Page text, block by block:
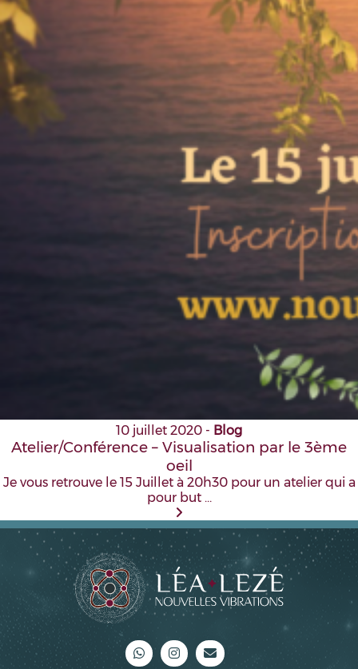
10 juillet 2020 - Blog
Atelier/Conférence – Visualisation par le 3ème
oeil
Je vous retrouve le 15 Juillet à 20h30 pour un atelier qui a
pour but …